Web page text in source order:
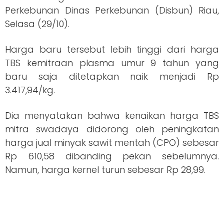
Perkebunan Dinas Perkebunan (Disbun) Riau,
Selasa (29/10).
Harga baru tersebut lebih tinggi dari harga
TBS kemitraan plasma umur 9 tahun yang
baru saja ditetapkan naik menjadi Rp
3.417,94/kg.
Dia menyatakan bahwa kenaikan harga TBS
mitra swadaya didorong oleh peningkatan
harga jual minyak sawit mentah (CPO) sebesar
Rp 610,58 dibanding pekan sebelumnya.
Namun, harga kernel turun sebesar Rp 28,99.